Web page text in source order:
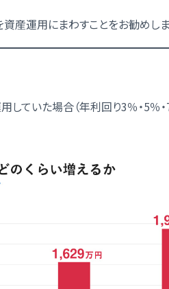
産運用にまわすことをお勧めしま
ていた場合（年利回り3％・5％